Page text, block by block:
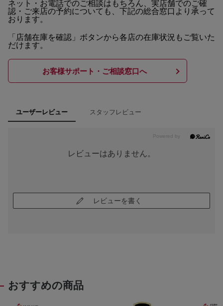
ネット・お電話でのご相談はもちろん、実店舗でのご確
認・ご来店の予約についても、下記の総合窓口より承って
おります。
「店舗在庫を確認」ボタンから各店の在庫状況もご覧いた
だけます。
お客様サポート・ご相談窓口へ
ユーザーレビュー スタッフレビュー
レビューはありません。
レビューを書く
おすすめの商品